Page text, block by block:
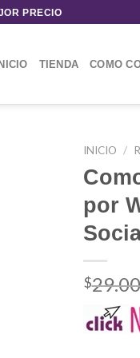
PRECIO
TIENDA COMO
INICIO /
por
$29.00